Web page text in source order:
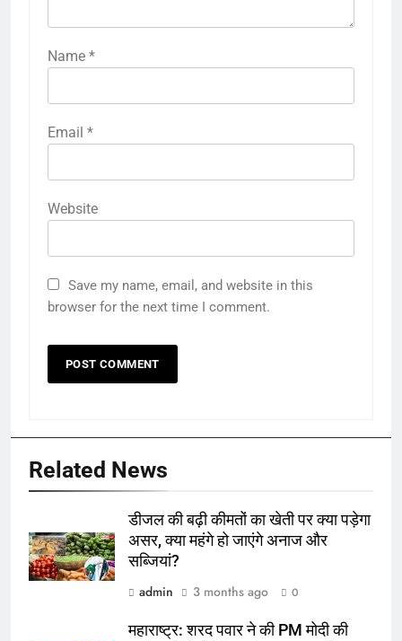
Name *
Email *
Website
Save my name, email, and website in this
browser for the next time I comment.
Related News
डीजल की बढ़ी कीमतों का खेती पर क्या पड़ेगा
असर, क्या महंगे हो जाएंगे अनाज और
सब्जियां?
admin
3 months ago 0
महाराष्ट्र: शरद पवार ने की PM मोदी की